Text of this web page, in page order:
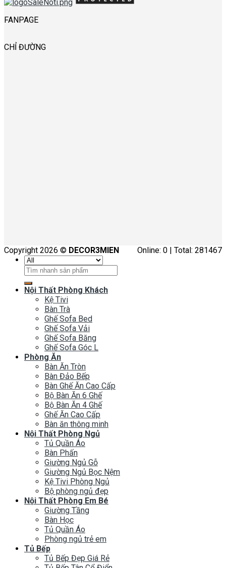
FANPAGE
CHỈ ĐƯỜNG
Online: 0 | Total: 281467
Copyright 2026 © DECOR3MIEN
Tìm
Nội Thất Phòng Khách
Kệ Tivi
Bàn Trà
Ghế Sofa Bed
Ghế Sofa Vải
Ghế Sofa Băng
Ghế Sofa Góc L
Phòng Ăn
Bàn Ăn Tròn
Bàn Đảo Bếp
Bàn Ghế Ăn Cao Cấp
Bộ Bàn Ăn 6 Ghế
Bộ Bàn Ăn 4 Ghế
Ghế Ăn Cao Cấp
Bàn ăn thông minh
Nội Thất Phòng Ngủ
Tủ Quần Áo
Bàn Phấn
Giường Ngủ Gỗ
Giường Ngủ Bọc Nệm
Kệ Tivi Phòng Ngủ
Bộ phòng ngủ đẹp
Nội Thất Phòng Em Bé
Giường Tầng
Bàn Học
Tủ Quần Áo
Phòng ngủ trẻ em
Tủ Bếp
Tủ Bếp Đẹp Giá Rẻ